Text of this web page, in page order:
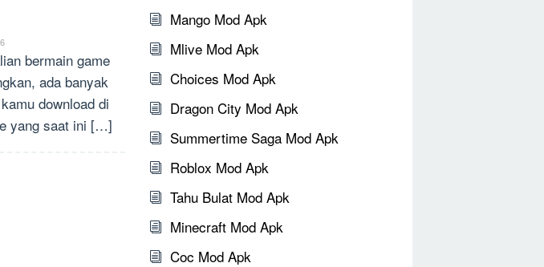
bermain game
ada banyak
download di
yang saat ini […]
Mango Mod Apk
Mlive Mod Apk
Choices Mod Apk
Dragon City Mod Apk
Summertime Saga Mod Apk
Roblox Mod Apk
Tahu Bulat Mod Apk
Minecraft Mod Apk
Coc Mod Apk